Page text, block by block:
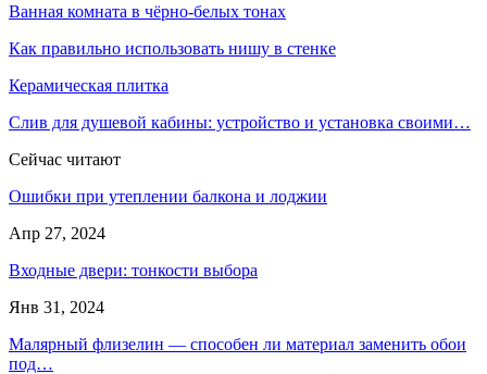
Ванная комната в чёрно-белых тонах
Как правильно использовать нишу в стенке
Керамическая плитка
Слив для душевой кабины: устройство и установка своими…
Сейчас читают
Ошибки при утеплении балкона и лоджии
Апр 27, 2024
Входные двери: тонкости выбора
Янв 31, 2024
Малярный флизелин — способен ли материал заменить обои
под…